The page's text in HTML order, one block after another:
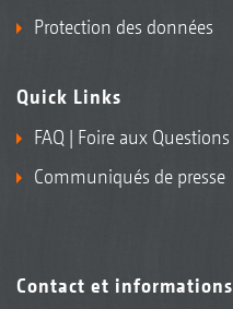
Protection des données
Quick Links
FAQ | Foire aux Questions
Communiqués de presse
Contact et informations